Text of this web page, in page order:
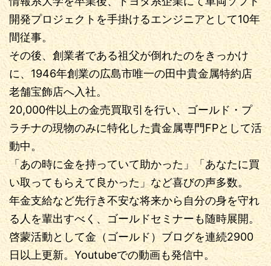
開発プロジェクトを手掛けるエンジニアとして10年
間従事。
その後、創業者である祖父が倒れたのをきっかけ
に、1946年創業の広島市唯一の田中貴金属特約店
老舗宝飾店へ入社。
20,000件以上の金売買取引を行い、ゴールド・プ
ラチナの現物のみに特化した貴金属専門FPとして活
動中。
「あの時に金を持っていて助かった」「あなたに買
い取ってもらえて良かった」など喜びの声多数。
年金支給など先行き不安な将来から自分の身を守れ
る人を輩出すべく、ゴールドセミナーも随時展開。
啓蒙活動として金（ゴールド）ブログを連続2900
日以上更新。Youtubeでの動画も発信中。